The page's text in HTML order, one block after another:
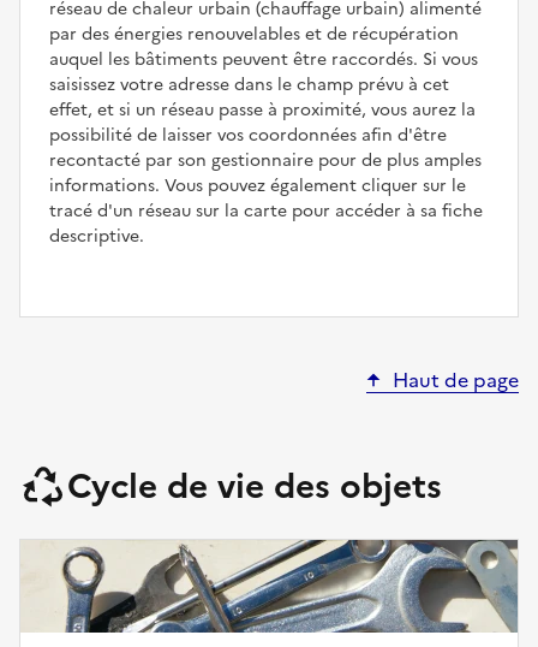
réseau de chaleur urbain (chauffage urbain) alimenté
par des énergies renouvelables et de récupération
auquel les bâtiments peuvent être raccordés. Si vous
saisissez votre adresse dans le champ prévu à cet
effet, et si un réseau passe à proximité, vous aurez la
possibilité de laisser vos coordonnées afin d'être
recontacté par son gestionnaire pour de plus amples
informations. Vous pouvez également cliquer sur le
tracé d'un réseau sur la carte pour accéder à sa fiche
descriptive.
Haut de page
Cycle de vie des objets